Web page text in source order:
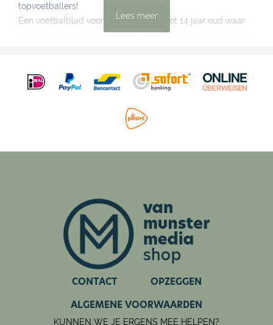
topvoetballers!
Een voetbalblad voor kinderen van 6 tot 14 jaar oud waar
ook de ouders blij van worden. Leesvaardigheid verbeteren
lezen jongens en meisjes interviews, achtergrondverhalen
en moppen, spelen ze spelletjes en quizzen, en krijgen ze
tips van stervoetballers uit de Eredivisie! Volop aandacht
voor binnen- én buitenlands topvoetbal!
PANNA! Magazine: leerzaam én leuk!
Lees meer
CONTACT
OPZEGGEN
ALGEMENE VOORWAARDEN
KUNNEN WE JE ERGENS MEE HELPEN?